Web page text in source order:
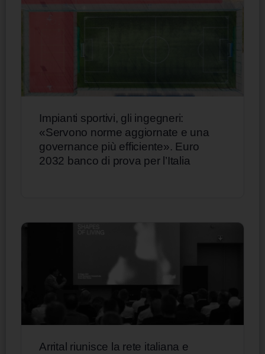
Impianti sportivi, gli ingegneri:
«Servono norme aggiornate e una
governance più efficiente». Euro
2032 banco di prova per l’Italia
Arrital riunisce la rete italiana e